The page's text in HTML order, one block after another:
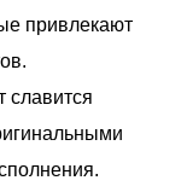
привлекают
славится